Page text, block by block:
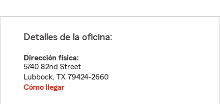
Detalles de la oficina:
Dirección física:
5740 82nd Street
Lubbock, TX 79424-2660
Cómo llegar